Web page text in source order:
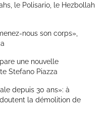
le Polisario, le Hezbollah
nous son corps»,
une nouvelle
Stefano Piazza
depuis 30 ans»: à
la démolition de